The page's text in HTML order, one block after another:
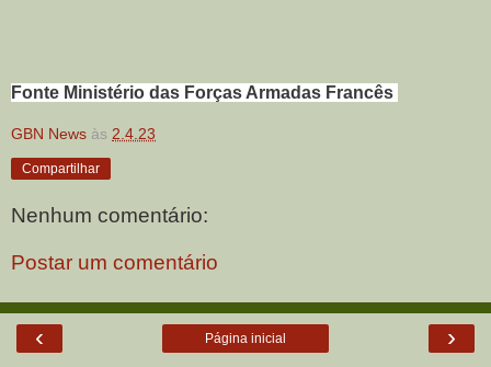
Fonte Ministério das Forças Armadas Francês
GBN News às 2.4.23
Compartilhar
Nenhum comentário:
Postar um comentário
‹ ›
Página inicial